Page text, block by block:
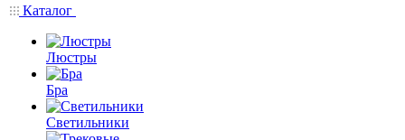
Каталог
Люстры
Бра
Светильники